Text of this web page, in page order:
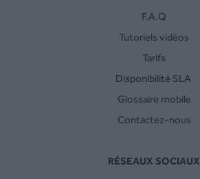
F.A.Q
Tutoriels vidéos
Tarifs
Disponibilité SLA
Glossaire mobile
Contactez-nous
RÉSEAUX SOCIAUX